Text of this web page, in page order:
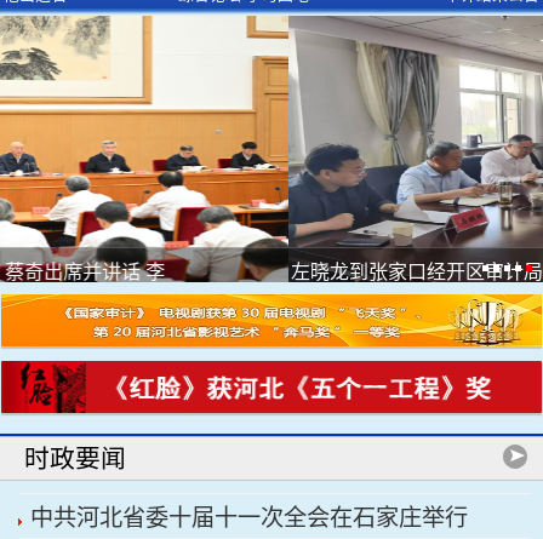
左晓龙到张家口经开区审计局开展树立和践行正确
政绩观...
时政要闻
中共河北省委十届十一次全会在石家庄举行